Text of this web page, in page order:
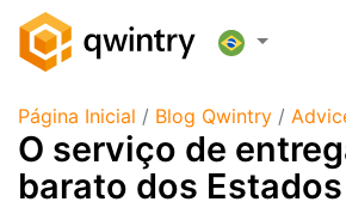
Página Inicial / Blog Qwintry /
​O serviço de
barato dos